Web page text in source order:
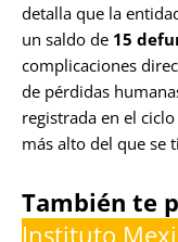
detalla que la
un saldo de 15
complicaciones
de pérdidas
registrada en el
más alto del que se
También te
Instituto